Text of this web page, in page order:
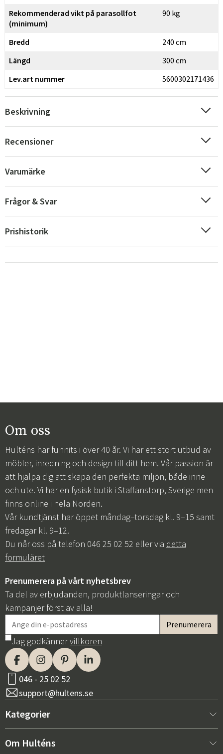
Rekommenderad vikt på parasollfot
(minimum)
90 kg
Bredd
240 cm
Längd
300 cm
Lev.art nummer
5600302171436
Beskrivning
Recensioner
Varumärke
Frågor & Svar
Prishistorik
Om oss
Hulténs har funnits i över 40 år. Vi har ett stort utbud av
möbler, inredning och design till ditt hem. Vår passion är
att hjälpa dig att skapa den perfekta miljön, både inne
och ute. Vi har en fysisk butik i Staffanstorp, Sverige men
finns online i hela Norden.
Vår kundtjänst har öppet måndag–torsdag kl. 9–15 samt
fredagar kl. 9–12.
Du når oss på telefon 046 25 02 52 eller via detta
formuläret
Prenumerera på vårt nyhetsbrev
Ta del av erbjudanden, produktlanseringar och
kampanjer först av alla!
Jag godkännervillkoren
046 - 25 02 52
support@hultens.se
Kategorier
Nytt hos oss
Om Hulténs